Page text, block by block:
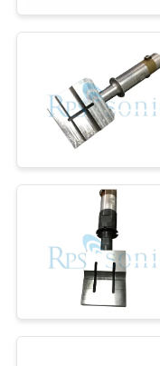
DE
klaxon
coupe